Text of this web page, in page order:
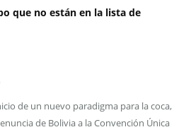
que no están en la lista de
de un nuevo paradigma para la coca,
de Bolivia a la Convención Única